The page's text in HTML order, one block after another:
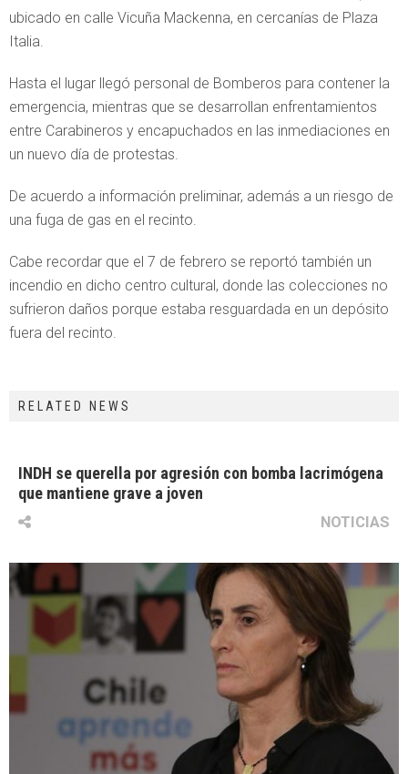
ubicado en calle Vicuña Mackenna, en cercanías de Plaza
Italia.
Hasta el lugar llegó personal de Bomberos para contener la
emergencia, mientras que se desarrollan enfrentamientos
entre Carabineros y encapuchados en las inmediaciones en
un nuevo día de protestas.
De acuerdo a información preliminar, además a un riesgo de
una fuga de gas en el recinto.
Cabe recordar que el 7 de febrero se reportó también un
incendio en dicho centro cultural, donde las colecciones no
sufrieron daños porque estaba resguardada en un depósito
fuera del recinto.
RELATED NEWS
INDH se querella por agresión con bomba lacrimógena
que mantiene grave a joven
NOTICIAS